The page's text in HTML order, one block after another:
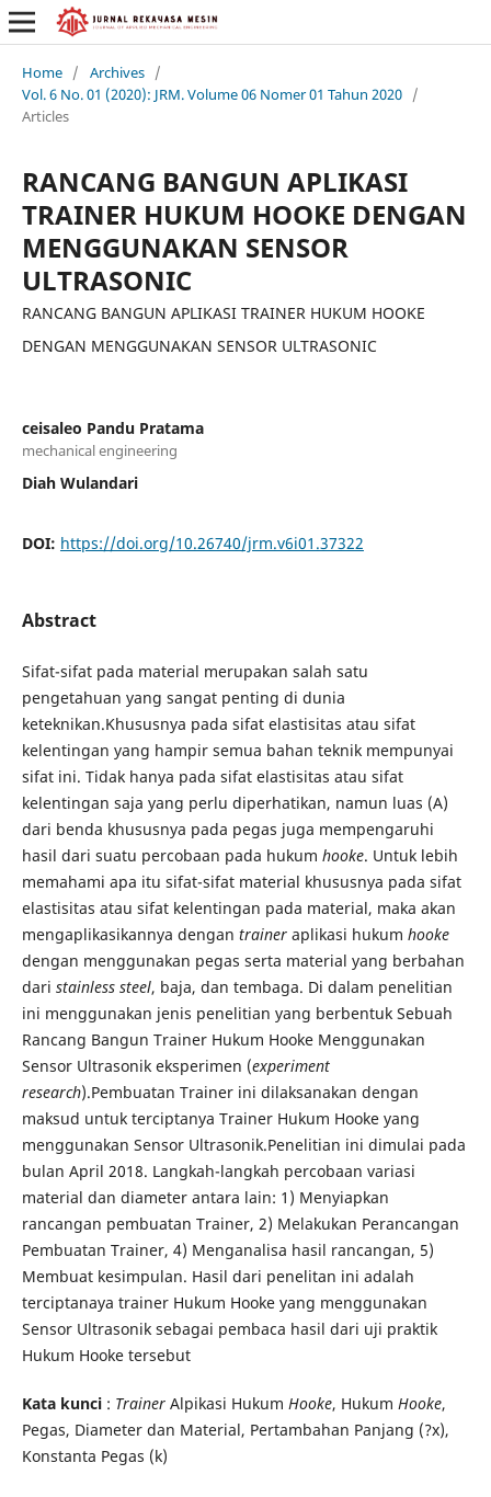
Home / Archives /
Vol. 6 No. 01 (2020): JRM. Volume 06 Nomer 01 Tahun 2020 /
Articles
RANCANG BANGUN APLIKASI
TRAINER HUKUM HOOKE DENGAN
MENGGUNAKAN SENSOR
ULTRASONIC
RANCANG BANGUN APLIKASI TRAINER HUKUM HOOKE
DENGAN MENGGUNAKAN SENSOR ULTRASONIC
ceisaleo Pandu Pratama
mechanical engineering
Diah Wulandari
DOI: https://doi.org/10.26740/jrm.v6i01.37322
Abstract
Sifat-sifat pada material merupakan salah satu
pengetahuan yang sangat penting di dunia
keteknikan.Khususnya pada sifat elastisitas atau sifat
kelentingan yang hampir semua bahan teknik mempunyai
sifat ini. Tidak hanya pada sifat elastisitas atau sifat
kelentingan saja yang perlu diperhatikan, namun luas (A)
dari benda khususnya pada pegas juga mempengaruhi
hasil dari suatu percobaan pada hukum hooke. Untuk lebih
memahami apa itu sifat-sifat material khususnya pada sifat
elastisitas atau sifat kelentingan pada material, maka akan
mengaplikasikannya dengan traineraplikasi hukum hooke
dengan menggunakan pegas serta material yang berbahan
dari stainless steel, baja, dan tembaga. Di dalam penelitian
ini menggunakan jenis penelitian yang berbentuk Sebuah
Rancang Bangun Trainer Hukum Hooke Menggunakan
Sensor Ultrasonik eksperimen (experiment
research).Pembuatan Trainer ini dilaksanakan dengan
maksud untuk terciptanya Trainer Hukum Hooke yang
menggunakan Sensor Ultrasonik.Penelitian ini dimulai pada
bulan April 2018. Langkah-langkah percobaan variasi
material dan diameter antara lain: 1) Menyiapkan
rancangan pembuatan Trainer, 2) Melakukan Perancangan
Pembuatan Trainer, 4) Menganalisa hasil rancangan, 5)
Membuat kesimpulan. Hasil dari penelitan ini adalah
terciptanaya trainer Hukum Hooke yang menggunakan
Sensor Ultrasonik sebagai pembaca hasil dari uji praktik
Hukum Hooke tersebut
Kata kunci: TrainerAlpikasi Hukum Hooke, Hukum Hooke,
Pegas, Diameter dan Material, Pertambahan Panjang (?x),
Konstanta Pegas (k)